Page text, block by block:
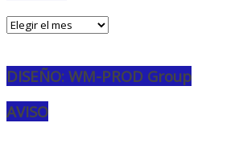
Archivos
DISEÑO: WM-PROD Group
AVISO